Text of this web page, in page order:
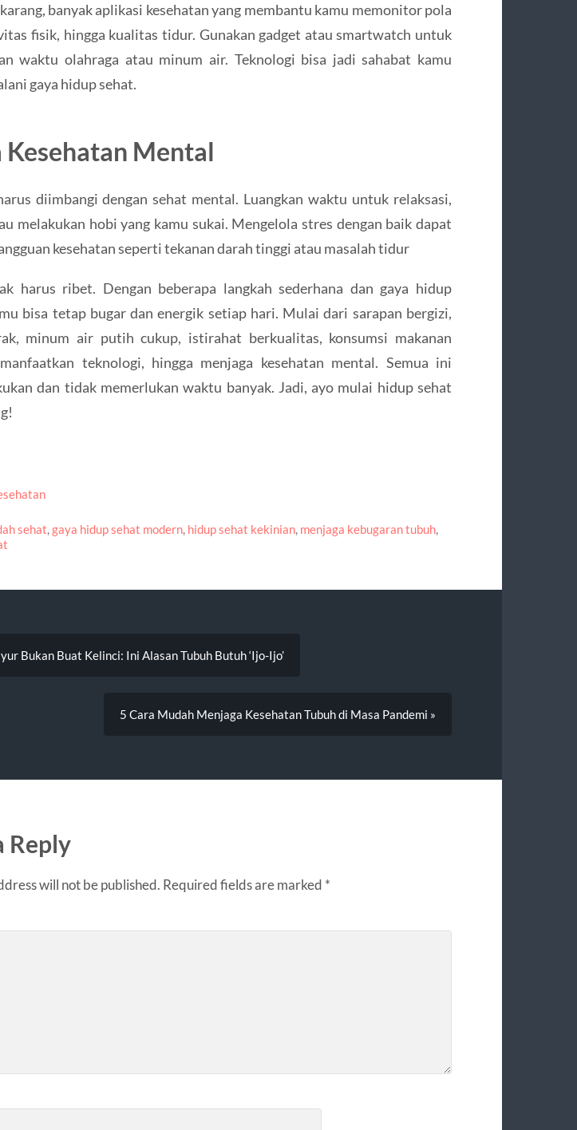
banyak aplikasi kesehatan yang membantu kamu memonitor pola
fisik, hingga kualitas tidur. Gunakan gadget atau smartwatch untuk
waktu olahraga atau minum air. Teknologi bisa jadi sahabat kamu
gaya hidup sehat.
Kesehatan Mental
diimbangi dengan sehat mental. Luangkan waktu untuk relaksasi,
melakukan hobi yang kamu sukai. Mengelola stres dengan baik dapat
kesehatan seperti tekanan darah tinggi atau masalah tidur
harus ribet. Dengan beberapa langkah sederhana dan gaya hidup
bisa tetap bugar dan energik setiap hari. Mulai dari sarapan bergizi,
minum air putih cukup, istirahat berkualitas, konsumsi makanan
teknologi, hingga menjaga kesehatan mental. Semua ini
dan tidak memerlukan waktu banyak. Jadi, ayo mulai hidup sehat
sehat,gaya hidup sehat modern, hidup sehat kekinian, menjaga kebugaran tubuh,
Bukan Buat Kelinci: Ini Alasan Tubuh Butuh ‘Ijo-Ijo’
5 Cara Mudah Menjaga Kesehatan Tubuh di Masa Pandemi »
Reply
will not be published. Required fields are marked *